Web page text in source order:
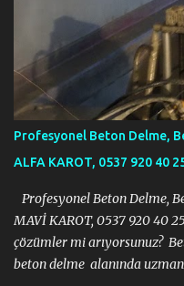
Profesyonel Beton Delme,
ALFA KAROT, 0537 920 40
Profesyonel Beton Delme,
MAVİ KAROT, 0537 920 40
çözümler mi arıyorsunuz?
beton delme alanında